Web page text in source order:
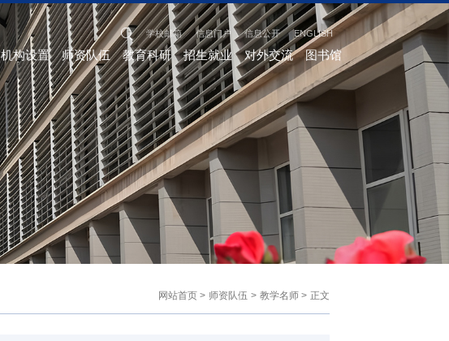
学校邮箱 信息门户 信息公开 ENGLISH
机构设置 师资队伍 教育科研 招生就业 对外交流 图书馆
网站首页 > 师资队伍 > 教学名师 > 正文